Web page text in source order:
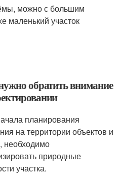
можно с большим
маленький участок
обратить внимание
планирования
на территории объектов и
необходимо
природные
участка.